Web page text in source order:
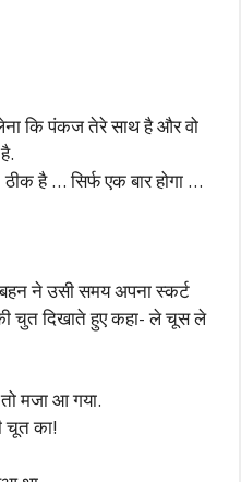
कि पंकज तेरे साथ है और वो
है … सिर्फ एक बार होगा …
ने उसी समय अपना स्कर्ट
चुत दिखाते हुए कहा- ले चूस ले
मजा आ गया.
चूत का!